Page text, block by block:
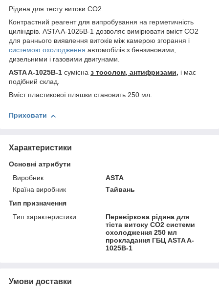
Рідина для тесту витоки CO2.
Контрастний реагент для випробування на герметичність
циліндрів. ASTA A-1025B-1 дозволяє вимірювати вміст СО2
для раннього виявлення витоків між камерою згорання і
системою охолодження автомобілів з бензиновими,
дизельними і газовими двигунами.
ASTA A-1025B-1 сумісна з тосолом, антифризами, і має
подібний склад.
Вміст пластикової пляшки становить 250 мл.
Приховати
Характеристики
Основні атрибути
Виробник
ASTA
Країна виробник
Тайвань
Тип призначення
Тип характеристики
Перевіркова рідина для
тіста витоку CO2 системи
охолодження 250 мл
прокладання ГБЦ ASTA A-
1025B-1
Умови доставки